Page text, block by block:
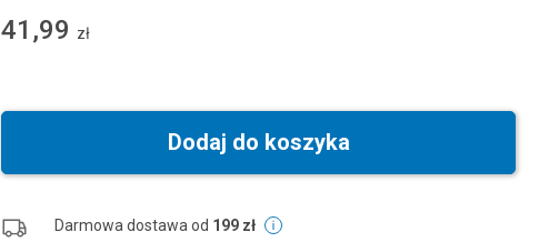
41,99 zł
Dodaj do koszyka
Darmowa dostawa od 199 zł